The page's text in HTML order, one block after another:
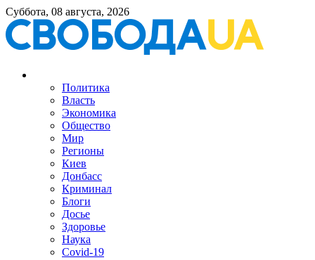
Суббота, 08 августа, 2026
Политика
Власть
Экономика
Общество
Мир
Регионы
Киев
Донбасс
Криминал
Блоги
Досье
Здоровье
Наука
Covid-19